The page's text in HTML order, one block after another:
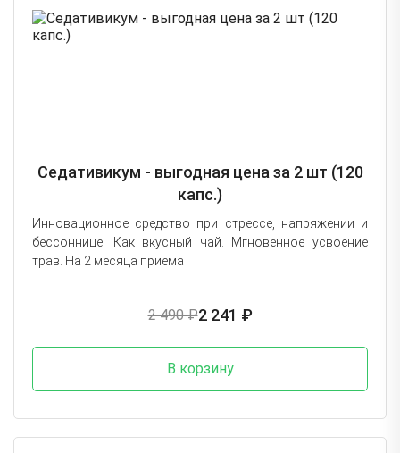
Седативикум - выгодная цена за 2 шт (120
капс.)
Инновационное средство при стрессе, напряжении и
бессоннице. Как вкусный чай. Мгновенное усвоение
трав. На 2 месяца приема
2 490 ₽2 241 ₽
В корзину